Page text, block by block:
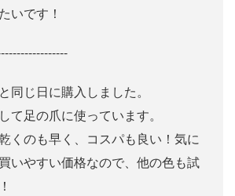
いです！
同じ日に購入しました。
て足の爪に使っています。
くのも早く、コスパも良い！気に
いやすい価格なので、他の色も試